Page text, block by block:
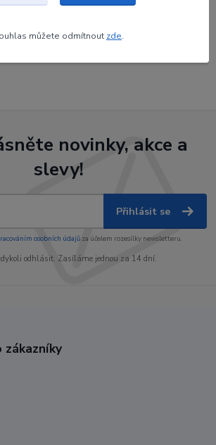
v kategoriích
novinky, akce a
slevy!
Přihlásit se
osobních údajůza účelem rozesílky newsletteru.
odhlásit. Zasíláme jednou za 14 dní.
můžete odmítnout zde.